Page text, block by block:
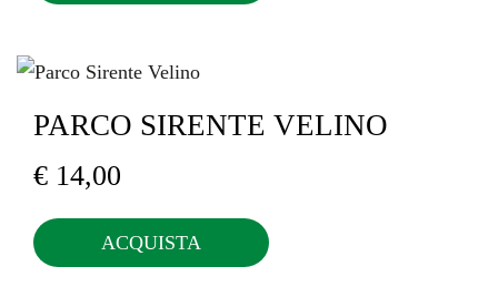
PARCO SIRENTE VELINO
€ 14,00
ACQUISTA